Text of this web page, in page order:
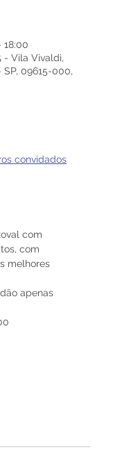
18:00
- Vila Vivaldi,
09615-000,
convidados
com
com
melhores
apenas